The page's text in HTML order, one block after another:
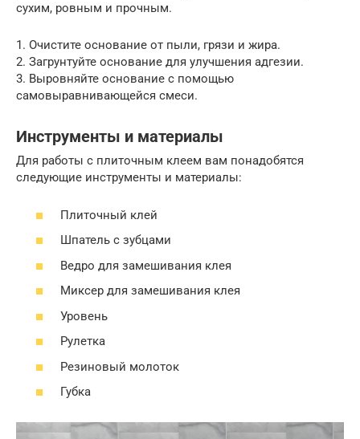
сухим, ровным и прочным.
1. Очистите основание от пыли, грязи и жира.
2. Загрунтуйте основание для улучшения адгезии.
3. Выровняйте основание с помощью
самовыравнивающейся смеси.
Инструменты и материалы
Для работы с плиточным клеем вам понадобятся
следующие инструменты и материалы:
Плиточный клей
Шпатель с зубцами
Ведро для замешивания клея
Миксер для замешивания клея
Уровень
Рулетка
Резиновый молоток
Губка